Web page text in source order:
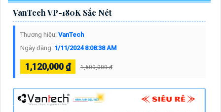
VanTech VP-180K Sắc Nét
Thương hiệu: VanTech
Ngày đăng: 1/11/2024 8:08:38 AM
1,120,000 ₫ 1,600,000 ₫